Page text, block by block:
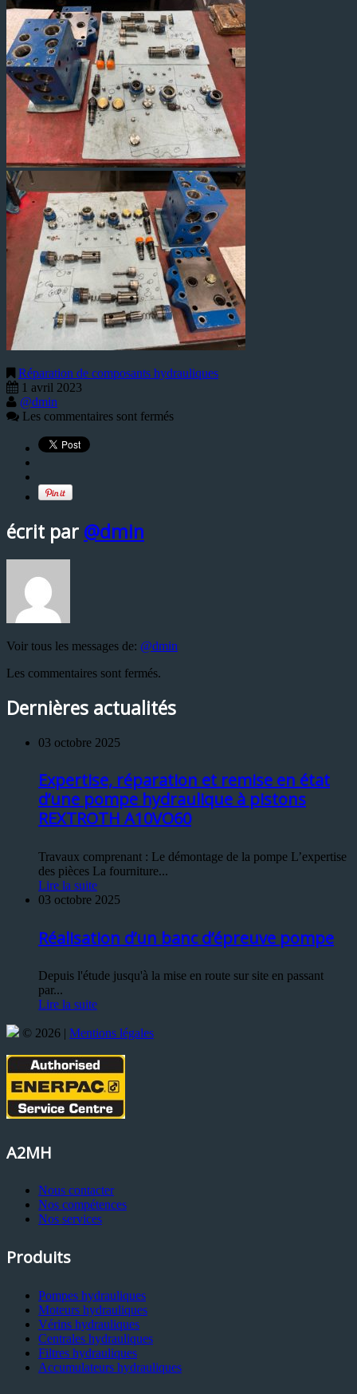
Réparation de composants hydrauliques
1 avril 2023
@dmin
Les commentaires sont fermés
écrit par @dmin
Voir tous les messages de: @dmin
Les commentaires sont fermés.
Dernières actualités
03 octobre 2025
Expertise, réparation et remise en état
d’une pompe hydraulique à pistons
REXTROTH A10VO60
Travaux comprenant : Le démontage de la pompe L’expertise
des pièces La fourniture...
Lire la suite
03 octobre 2025
Réalisation d’un banc d’épreuve pompe
Depuis l'étude jusqu'à la mise en route sur site en passant
par...
Lire la suite
© 2026 | Mentions légales
A2MH
Nous contacter
Nos compétences
Nos services
Produits
Pompes hydrauliques
Moteurs hydrauliques
Vérins hydrauliques
Centrales hydrauliques
Filtres hydrauliques
Accumulateurs hydrauliques